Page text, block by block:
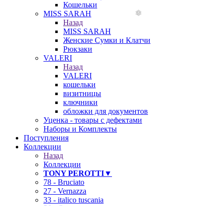
Кошельки
MISS SARAH
Назад
MISS SARAH
Женские Сумки и Клатчи
Рюкзаки
VALERI
Назад
VALERI
кошельки
визитницы
ключники
обложки для документов
Уценка - товары с дефектами
Наборы и Комплекты
Поступления
Коллекции
Назад
Коллекции
TONY PEROTTI▼
78 - Bruciato
27 - Vernazza
33 - italico tuscania